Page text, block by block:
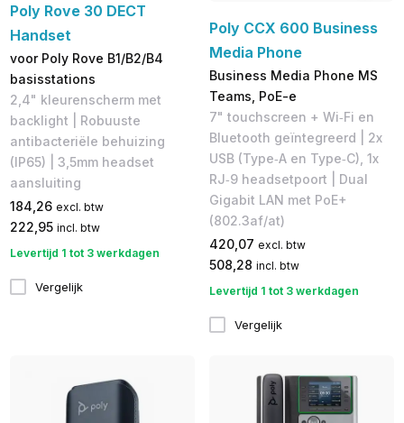
Poly Rove 30 DECT
Handset
voor Poly Rove B1/B2/B4
basisstations
2,4" kleurenscherm met
backlight | Robuuste
antibacteriële behuizing
(IP65) | 3,5mm headset
aansluiting
184,26 excl. btw
222,95 incl. btw
Levertijd 1 tot 3 werkdagen
Vergelijk
Poly CCX 600 Business
Media Phone
Business Media Phone MS
Teams, PoE-e
7" touchscreen + Wi‑Fi en
Bluetooth geïntegreerd | 2x
USB (Type‑A en Type‑C), 1x
RJ‑9 headsetpoort | Dual
Gigabit LAN met PoE+
(802.3af/at)
420,07 excl. btw
508,28 incl. btw
Levertijd 1 tot 3 werkdagen
Vergelijk